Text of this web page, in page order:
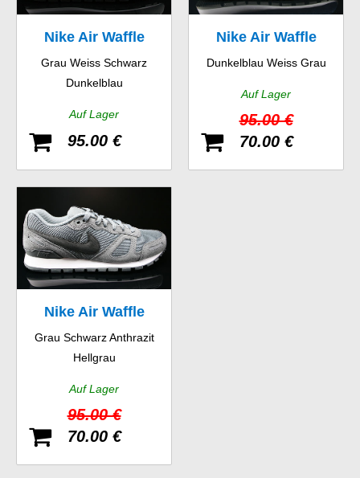
Nike Air Waffle
Trainer
Grau Weiss Schwarz
Dunkelblau
Auf Lager
95.00 €
Nike Air Waffle
Trainer
Dunkelblau Weiss Grau
Auf Lager
95.00 €
70.00 €
Nike Air Waffle
Trainer
Grau Schwarz Anthrazit
Hellgrau
Auf Lager
95.00 €
70.00 €